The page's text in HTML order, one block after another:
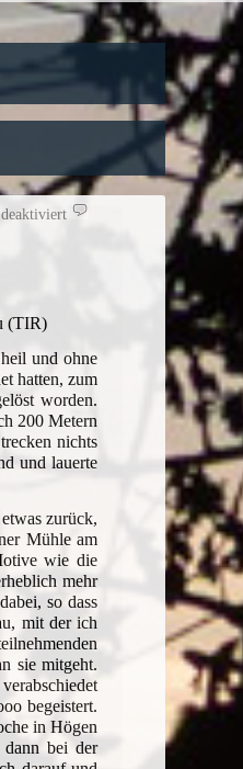
für
Es
(TIR)
und ohne
hatten, zum
worden.
200 Metern
nichts
und lauerte
zurück,
Mühle am
wie die
mehr
so dass
mit der ich
sie mitgeht.
begeistert.
in Högen
bei der